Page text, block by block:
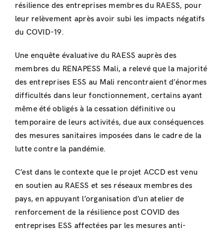
résilience des entreprises membres du RAESS, pour
leur relèvement après avoir subi les impacts négatifs
du COVID-19.
Une enquête évaluative du RAESS auprès des
membres du RENAPESS Mali, a relevé que la majorité
des entreprises ESS au Mali rencontraient d’énormes
difficultés dans leur fonctionnement, certains ayant
même été obligés à la cessation définitive ou
temporaire de leurs activités, due aux conséquences
des mesures sanitaires imposées dans le cadre de la
lutte contre la pandémie.
C’est dans le contexte que le projet ACCD est venu
en soutien au RAESS et ses réseaux membres des
pays, en appuyant l’organisation d’un atelier de
renforcement de la résilience post COVID des
entreprises ESS affectées par les mesures anti-